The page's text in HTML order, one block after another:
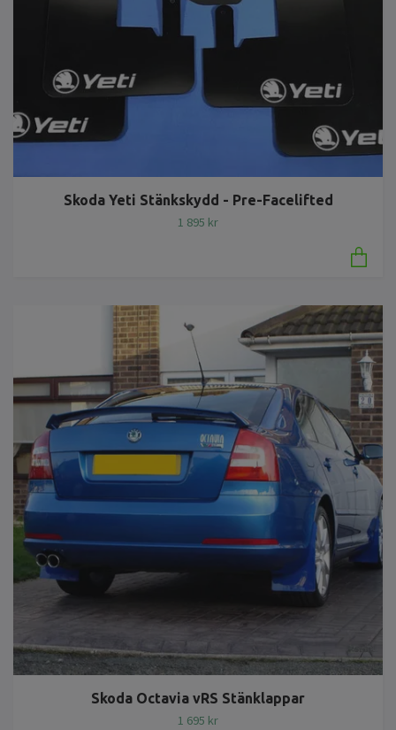
Skoda Yeti Stänkskydd - Pre-Facelifted
1 895 kr
Skoda Octavia vRS Stänklappar
1 695 kr